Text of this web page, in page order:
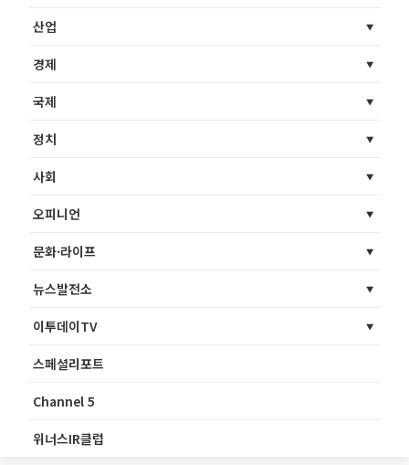
산업
경제
국제
정치
사회
오피니언
문화·라이프
뉴스발전소
이투데이TV
스페셜리포트
Channel 5
위너스IR클럽